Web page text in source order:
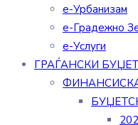
е-Урбанизам
е-Градежно
е-Услуги
ГРАЃАНСКИ БУЏЕТ